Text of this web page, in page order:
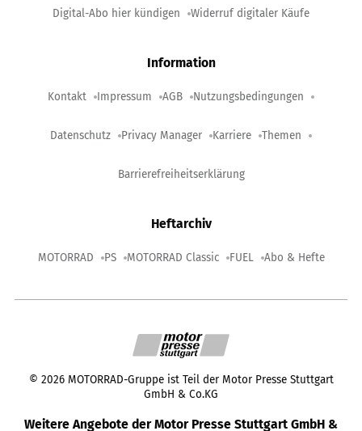
Digital-Abo hier kündigen Widerruf digitaler Käufe
Information
Kontakt Impressum AGB Nutzungsbedingungen
Datenschutz Privacy Manager Karriere Themen
Barrierefreiheitserklärung
Heftarchiv
MOTORRAD PS MOTORRAD Classic FUEL Abo & Hefte
© 2026 MOTORRAD-Gruppe ist Teil der Motor Presse Stuttgart
GmbH & Co.KG
Weitere Angebote der Motor Presse Stuttgart GmbH &